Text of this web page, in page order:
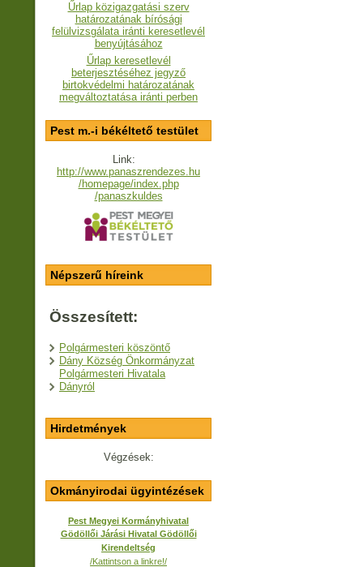
Űrlap közigazgatási szerv
határozatának bírósági
felülvizsgálata iránti keresetlevél
benyújtásához
Űrlap keresetlevél
beterjesztéséhez jegyző
birtokvédelmi határozatának
megváltoztatása iránti perben
Pest m.-i békéltető testület
Link:
http://www.panaszrendezes.hu
/homepage/index.php
/panaszkuldes
Népszerű híreink
Összesített:
Polgármesteri köszöntő
Dány Község Önkormányzat
Polgármesteri Hivatala
Dányról
Hirdetmények
Végzések:
Okmányirodai ügyintézések
Pest Megyei Kormányhivatal
Gödöllői Járási Hivatal Gödöllői
Kirendeltség
/Kattintson a linkre!/